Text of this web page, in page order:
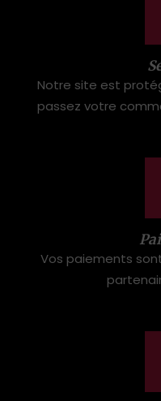
Notre site est
passez votre
Vos paiements